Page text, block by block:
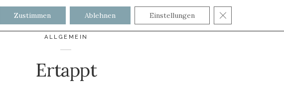
ALLGEMEIN
Ertappt
Zustimmen Ablehnen Einstellungen GDPR